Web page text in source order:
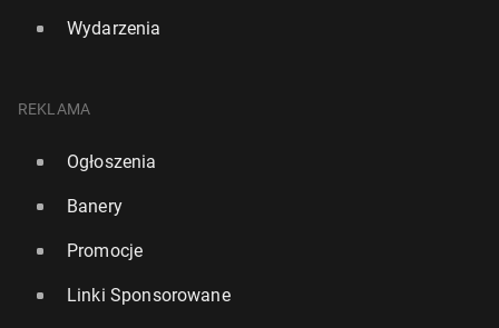
Wydarzenia
REKLAMA
Ogłoszenia
Banery
Promocje
Linki Sponsorowane